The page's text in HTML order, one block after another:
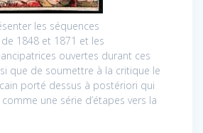
les séquences
1848 et 1871 et les
ouvertes durant ces
que de soumettre à la critique le
porté dessus à postériori qui
une série d’étapes vers la